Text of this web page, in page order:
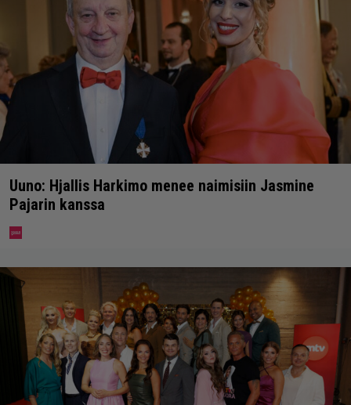
Uuno: Hjallis Harkimo menee naimisiin Jasmine
Pajarin kanssa